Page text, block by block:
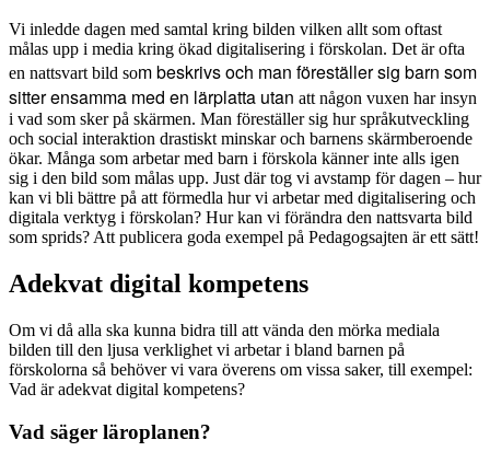
Vi inledde dagen med samtal kring bilden vilken allt som oftast
målas upp i media kring ökad digitalisering i förskolan. Det är ofta
en nattsvart bild som beskrivs och man föreställer sig barn som
sitter ensamma med en lärplatta utan att någon vuxen har insyn
i vad som sker på skärmen. Man föreställer sig hur språkutveckling
och social interaktion drastiskt minskar och barnens skärmberoende
ökar. Många som arbetar med barn i förskola känner inte alls igen
sig i den bild som målas upp. Just där tog vi avstamp för dagen – hur
kan vi bli bättre på att förmedla hur vi arbetar med digitalisering och
digitala verktyg i förskolan? Hur kan vi förändra den nattsvarta bild
som sprids? Att publicera goda exempel på Pedagogsajten är ett sätt!
Adekvat digital kompetens
Om vi då alla ska kunna bidra till att vända den mörka mediala
bilden till den ljusa verklighet vi arbetar i bland barnen på
förskolorna så behöver vi vara överens om vissa saker, till exempel:
Vad är adekvat digital kompetens?
Vad säger läroplanen?